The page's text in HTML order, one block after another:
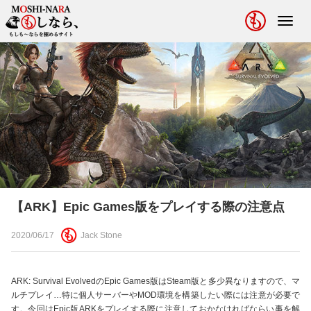
【ARK】Epic Games版をプレイする際の注意点
2020/06/17 Jack Stone
ARK: Survival EvolvedのEpic Games版はSteam版と多少異なりますので、マ
ルチプレイ…特に個人サーバーやMOD環境を構築したい際には注意が必要で